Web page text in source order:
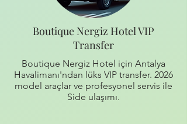
Boutique Nergiz Hotel VIP
Transfer
Boutique Nergiz Hotel için Antalya
Havalimanı'ndan lüks VIP transfer. 2026
model araçlar ve profesyonel servis ile
Side ulaşımı.